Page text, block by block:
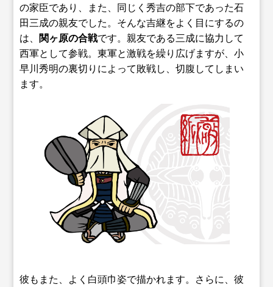
の家臣であり、また、同じく秀吉の部下であった石
田三成の親友でした。そんな吉継をよく目にするの
は、関ヶ原の合戦です。親友である三成に協力して
西軍として参戦。東軍と激戦を繰り広げますが、小
早川秀明の裏切りによって敗戦し、切腹してしまい
ます。
彼もまた、よく白頭巾姿で描かれます。さらに、彼